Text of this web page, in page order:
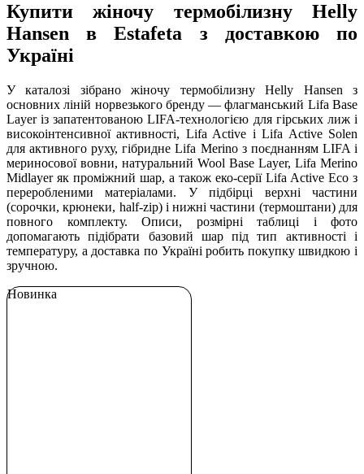
Купити жіночу термобілизну Helly
Hansen в Estafeta з доставкою по
Україні
У каталозі зібрано жіночу термобілизну Helly Hansen з
основних ліній норвезького бренду — флагманський Lifa Base
Layer із запатентованою LIFA-технологією для гірських лиж і
високоінтенсивної активності, Lifa Active і Lifa Active Solen
для активного руху, гібридне Lifa Merino з поєднанням LIFA і
мериносової вовни, натуральний Wool Base Layer, Lifa Merino
Midlayer як проміжний шар, а також еко-серії Lifa Active Eco з
переробленими матеріалами. У підбірці верхні частини
(сорочки, крюнеки, half-zip) і нижні частини (термоштани) для
повного комплекту. Описи, розмірні таблиці і фото
допомагають підібрати базовий шар під тип активності і
температуру, а доставка по Україні робить покупку швидкою і
зручною.
Новинка